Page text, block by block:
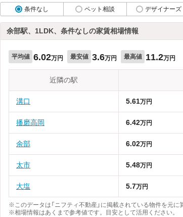
条件なし
ペット相談 デザイナーズ
余部駅、1LDK、条件なしの家賃相場情報
平均値 6.02万円 最安値 3.6万円 最高値 11.2万円
近隣の駅
溝口 5.61万円
播磨高岡 6.42万円
余部 6.02万円
太市 5.48万円
大塩 5.7万円
※このデータは「ニフティ不動産」に掲載されている物件を元
※相場情報はあくまで参考値です。目安として活用ください。